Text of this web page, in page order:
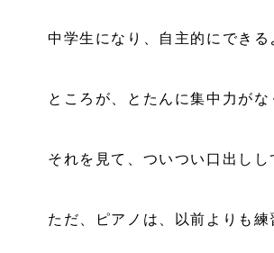
中学生になり、自主的にでき
ところが、とたんに集中力が
それを見て、ついつい口出しし
ただ、ピアノは、以前よりも